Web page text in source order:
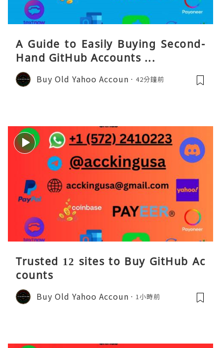
A Guide to Easily Buying Second-
Hand GitHub Accounts ...
Buy Old Yahoo Accoun 42分鐘前
Trusted 12 sites to Buy GitHub Ac
counts
Buy Old Yahoo Accoun 1小時前